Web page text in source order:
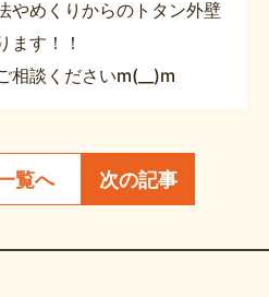
やめくりからのトタン外壁
ます！！
相談くださいm(__)m
覧へ 次の記事